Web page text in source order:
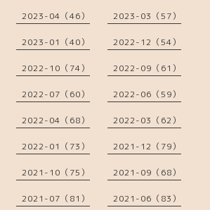
2023-04（46） 2023-03（57）
2023-01（40） 2022-12（54）
2022-10（74） 2022-09（61）
2022-07（60） 2022-06（59）
2022-04（68） 2022-03（62）
2022-01（73） 2021-12（79）
2021-10（75） 2021-09（68）
2021-07（81） 2021-06（83）